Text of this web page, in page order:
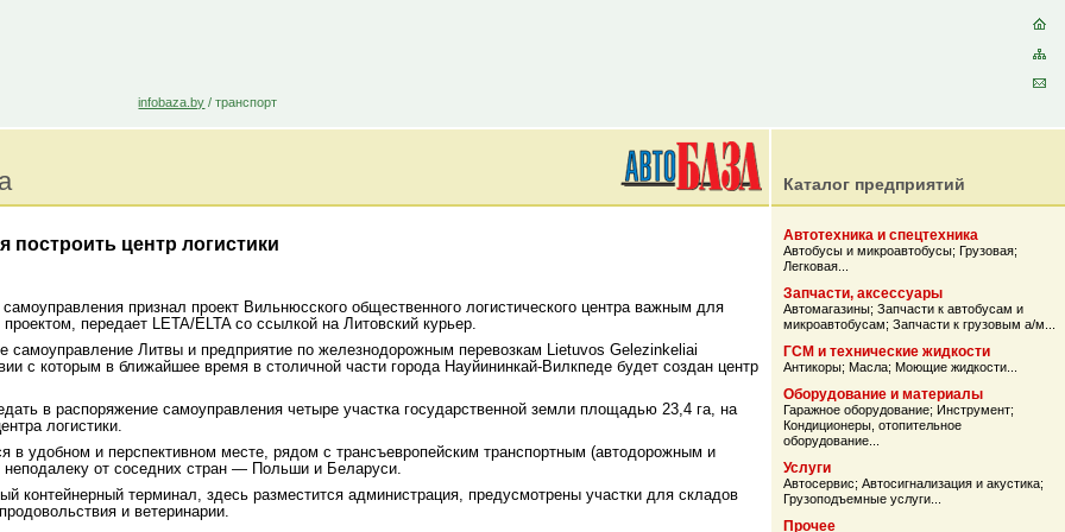
infobaza.by /транспорт
центр логистики
признал проект Вильнюсского общественного логистического центра важным для
передает LETA/ELTA со ссылкой на Литовский курьер.
самоуправление Литвы и предприятие по железнодорожным перевозкам Lietuvos Gelezinkeliai
с которым в ближайшее время в столичной части города Науйининкай-Вилкпеде будет создан центр
в распоряжение самоуправления четыре участка государственной земли площадью 23,4 га, на
логистики.
в удобном и перспективном месте, рядом с трансъевропейским транспортным (автодорожным и
от соседних стран — Польши и Беларуси.
контейнерный терминал, здесь разместится администрация, предусмотрены участки для складов
и ветеринарии.
Каталог предприятий
Автотехника и спецтехника
Автобусы и микроавтобусы; Грузовая;
Легковая
Запчасти, аксессуары
Автомагазины; Запчасти к автобусам и
микроавтобусам; Запчасти к грузовым а/м
ГСМ и технические жидкости
Антикоры; Масла; Моющие жидкости
Оборудование и материалы
Гаражное оборудование; Инструмент;
Кондиционеры, отопительное
оборудование
Услуги
Автосервис; Автосигнализация и акустика;
Грузоподъемные услуги
Прочее